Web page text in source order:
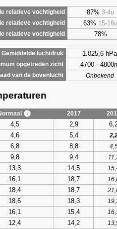
relatieve vochtigheid 87% 3-4u
relatieve vochtigheid 63% 15-16u
relatieve vochtigheid 78%
Gemiddelde luchtdruk 1.025,6 hPa
opgetreden zicht 4700 -
van de bovenlucht Onbekend
2017
4,5 2,9
4,6 5,4
6,8 8,8
9,8 9,4
13,3 14,5
16,1 18,7
18,4 18,7
18,6 18,3
16,1 15,4
12,4 14,2